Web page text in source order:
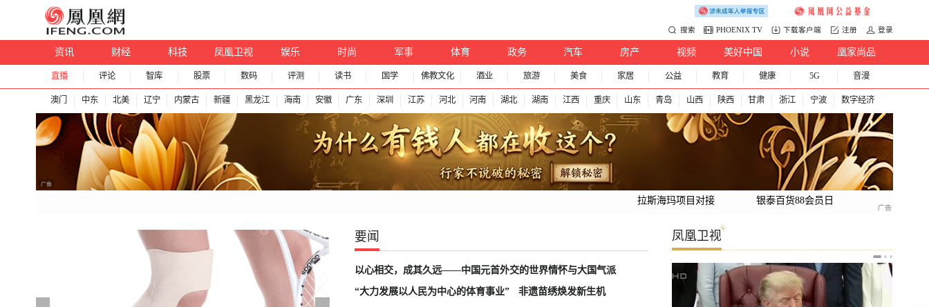
搜索 PHOENIX TV 下载客户端 注册 登录
资讯 财经 科技 凤凰卫视 娱乐 时尚 军事 体育 政务 汽车 房产 视频 美好中国 小说 凰家尚品
直播 评论 智库 股票 数码 评测 读书 国学 佛教文化 酒业 旅游 美食 家居 公益 教育 健康 5G 音漫
澳门 中东 北美 辽宁 内蒙古 新疆 黑龙江 海南 安徽 广东 深圳 江苏 河北 河南 湖北 湖南 江西 重庆 山东 青岛 山西 陕西 甘肃 浙江 宁波 数字经济
拉斯海玛项目对接 银泰百货88会员日
要闻
以心相交，成其久远——中国元首外交的世界情怀与大国气派
“大力发展以人民为中心的体育事业”
非遗苗绣焕发新生机
凤凰卫视